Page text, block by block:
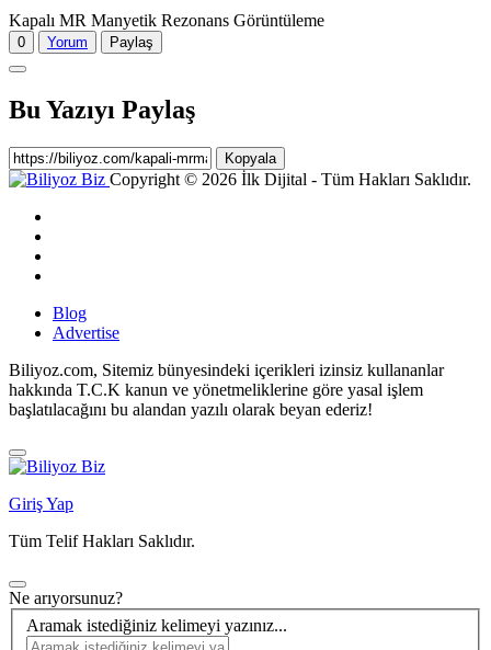
Kapalı MR Manyetik Rezonans Görüntüleme
0 Yorum Paylaş
Bu Yazıyı Paylaş
Kopyala
Copyright © 2026 İlk Dijital - Tüm Hakları Saklıdır.
Blog
Advertise
Biliyoz.com, Sitemiz bünyesindeki içerikleri izinsiz kullananlar
hakkında T.C.K kanun ve yönetmeliklerine göre yasal işlem
başlatılacağını bu alandan yazılı olarak beyan ederiz!
Giriş Yap
Tüm Telif Hakları Saklıdır.
Ne arıyorsunuz?
Aramak istediğiniz kelimeyi yazınız...